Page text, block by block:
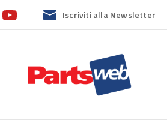
Iscriviti alla Newsletter